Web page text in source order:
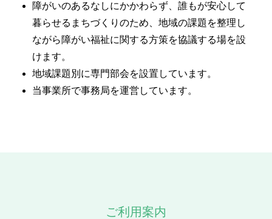
障がいのあるなしにかかわらず、誰もが安心して
暮らせるまちづくりのため、地域の課題を整理し
ながら障がい福祉に関する方策を協議する場を設
けます。
地域課題別に専門部会を設置しています。
当事業所で事務局を運営しています。
ご利用案内